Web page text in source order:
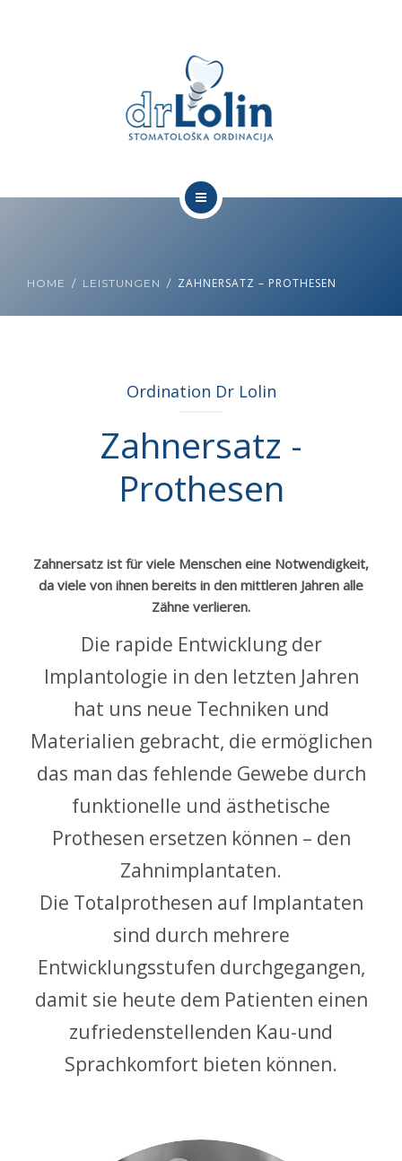
KONTAKTIEREN SIE UNS
KONTAKTIEREN SIE UNS
HOME LEISTUNGEN ZAHNERSATZ – PROTHESEN
Ordination Dr Lolin
Zahnersatz -
Prothesen
Zahnersatz ist für viele Menschen eine Notwendigkeit,
da viele von ihnen bereits in den mittleren Jahren alle
Zähne verlieren.
Die rapide Entwicklung der
Implantologie in den letzten Jahren
hat uns neue Techniken und
Materialien gebracht, die ermöglichen
das man das fehlende Gewebe durch
funktionelle und ästhetische
Prothesen ersetzen können – den
Zahnimplantaten.
Die Totalprothesen auf Implantaten
sind durch mehrere
Entwicklungsstufen durchgegangen,
damit sie heute dem Patienten einen
zufriedenstellenden Kau-und
Sprachkomfort bieten können.